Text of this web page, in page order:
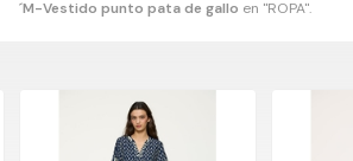
´M-Vestido punto pata de gallo en "ROPA".